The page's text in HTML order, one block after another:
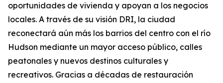
oportunidades de vivienda y apoyan a los negocios
locales. A través de su visión DRI, la ciudad
reconectará aún más los barrios del centro con el río
Hudson mediante un mayor acceso público, calles
peatonales y nuevos destinos culturales y
recreativos. Gracias a décadas de restauración